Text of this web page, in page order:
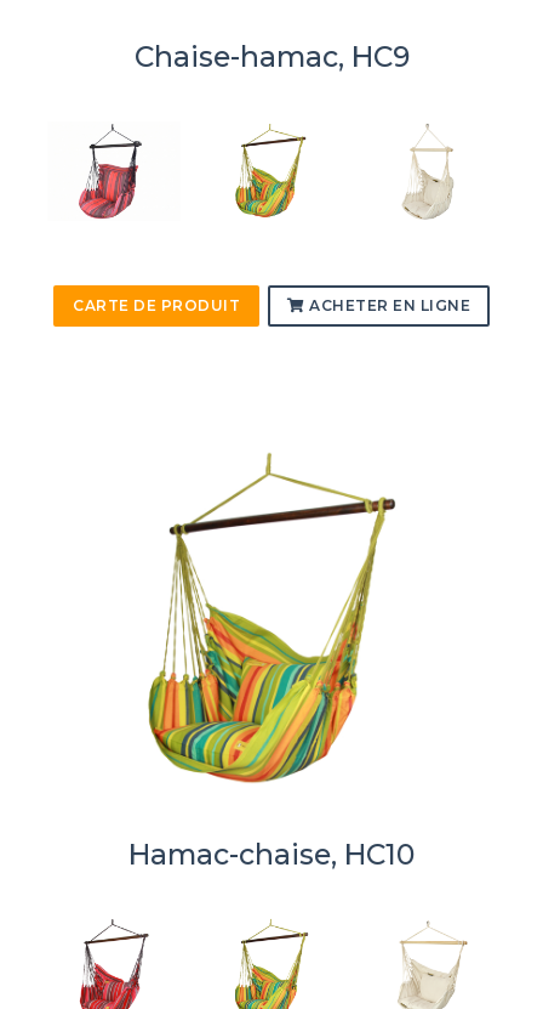
Chaise-hamac, HC9
CARTE DE PRODUIT ACHETER EN LIGNE
Hamac-chaise, HC10